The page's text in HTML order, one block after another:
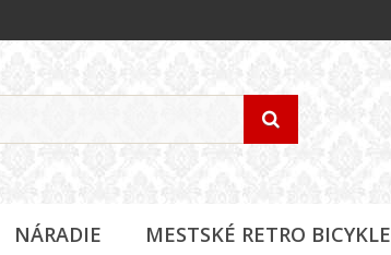
NÁRADIE MESTSKÉ RETRO BICYKLE